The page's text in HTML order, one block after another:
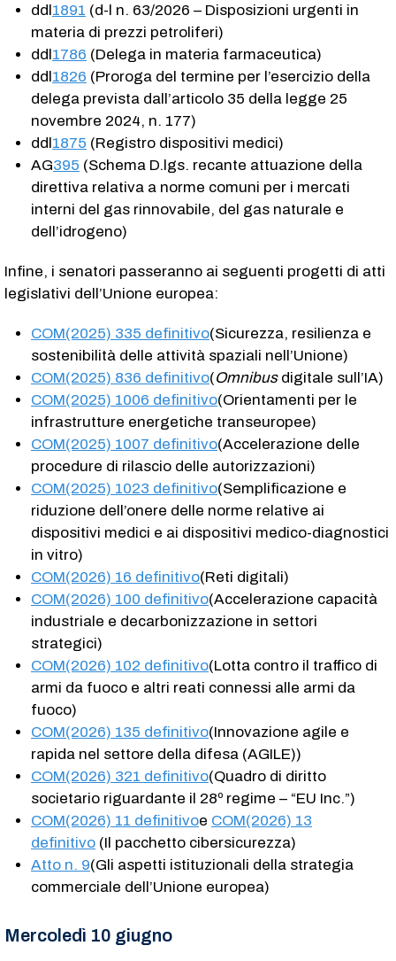
ddl1891 (d-l n. 63/2026 – Disposizioni urgenti in
materia di prezzi petroliferi)
ddl1786 (Delega in materia farmaceutica)
ddl1826 (Proroga del termine per l’esercizio della
delega prevista dall’articolo 35 della legge 25
novembre 2024, n. 177)
ddl1875 (Registro dispositivi medici)
AG395 (Schema D.lgs. recante attuazione della
direttiva relativa a norme comuni per i mercati
interni del gas rinnovabile, del gas naturale e
dell’idrogeno)
Infine, i senatori passeranno ai seguenti progetti di atti
legislativi dell’Unione europea:
COM(2025) 335 definitivo(Sicurezza, resilienza e
sostenibilità delle attività spaziali nell’Unione)
COM(2025) 836 definitivo(Omnibusdigitale sull’IA)
COM(2025) 1006 definitivo(Orientamenti per le
infrastrutture energetiche transeuropee)
COM(2025) 1007 definitivo(Accelerazione delle
procedure di rilascio delle autorizzazioni)
COM(2025) 1023 definitivo(Semplificazione e
riduzione dell’onere delle norme relative ai
dispositivi medici e ai dispositivi medico-diagnostici
in vitro)
COM(2026) 16 definitivo(Reti digitali)
COM(2026) 100 definitivo(Accelerazione capacità
industriale e decarbonizzazione in settori
strategici)
COM(2026) 102 definitivo(Lotta contro il traffico di
armi da fuoco e altri reati connessi alle armi da
fuoco)
COM(2026) 135 definitivo(Innovazione agile e
rapida nel settore della difesa (AGILE))
COM(2026) 321 definitivo(Quadro di diritto
societario riguardante il 28º regime – “EU Inc.”)
COM(2026) 11 definitivoe COM(2026) 13
definitivo (Il pacchetto cibersicurezza)
Atto n. 9(Gli aspetti istituzionali della strategia
commerciale dell’Unione europea)
Mercoledì 10 giugno